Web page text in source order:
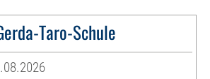
Taro-Schule